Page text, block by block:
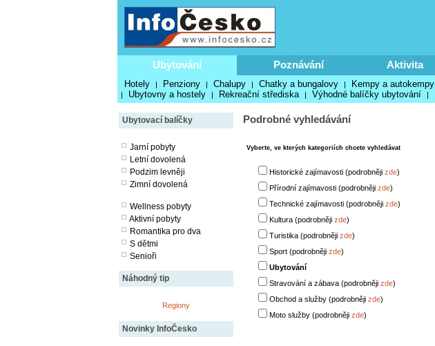
Ubytování Poznávání Aktivita
Hotely | Penziony | Chalupy | Chatky a bungalovy | Kempy a autokempy
| Ubytovny a hostely | Rekreační střediska | Výhodné balíčky ubytování |
Ubytovací balíčky
Jarní pobyty
Letní dovolená
Podzim levněji
Zimní dovolená
Wellness pobyty
Aktivní pobyty
Romantika pro dva
S dětmi
Senioři
Náhodný tip
Regiony
Novinky InfoČesko
Podrobné vyhledávání
Vyberte, ve kterých kategoriích chcete vyhledávat
Historické zajímavosti (podrobněji zde)
Přírodní zajímavosti (podrobněji zde)
Technické zajímavosti (podrobněji zde)
Kultura (podrobněji zde)
Turistika (podrobněji zde)
Sport (podrobněji zde)
Ubytování
Stravování a zábava (podrobněji zde)
Obchod a služby (podrobněji zde)
Moto služby (podrobněji zde)